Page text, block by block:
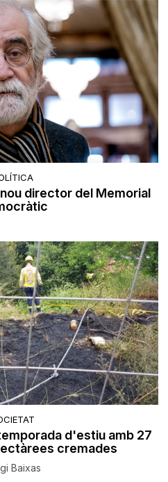
director del Memorial
d'estiu amb 27
cremades
Baixas